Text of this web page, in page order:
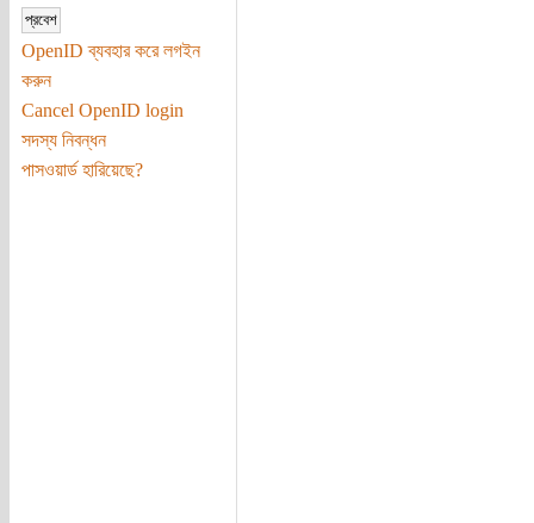
OpenID ব্যবহার করে লগইন
করুন
Cancel OpenID login
সদস্য নিবন্ধন
পাসওয়ার্ড হারিয়েছে?